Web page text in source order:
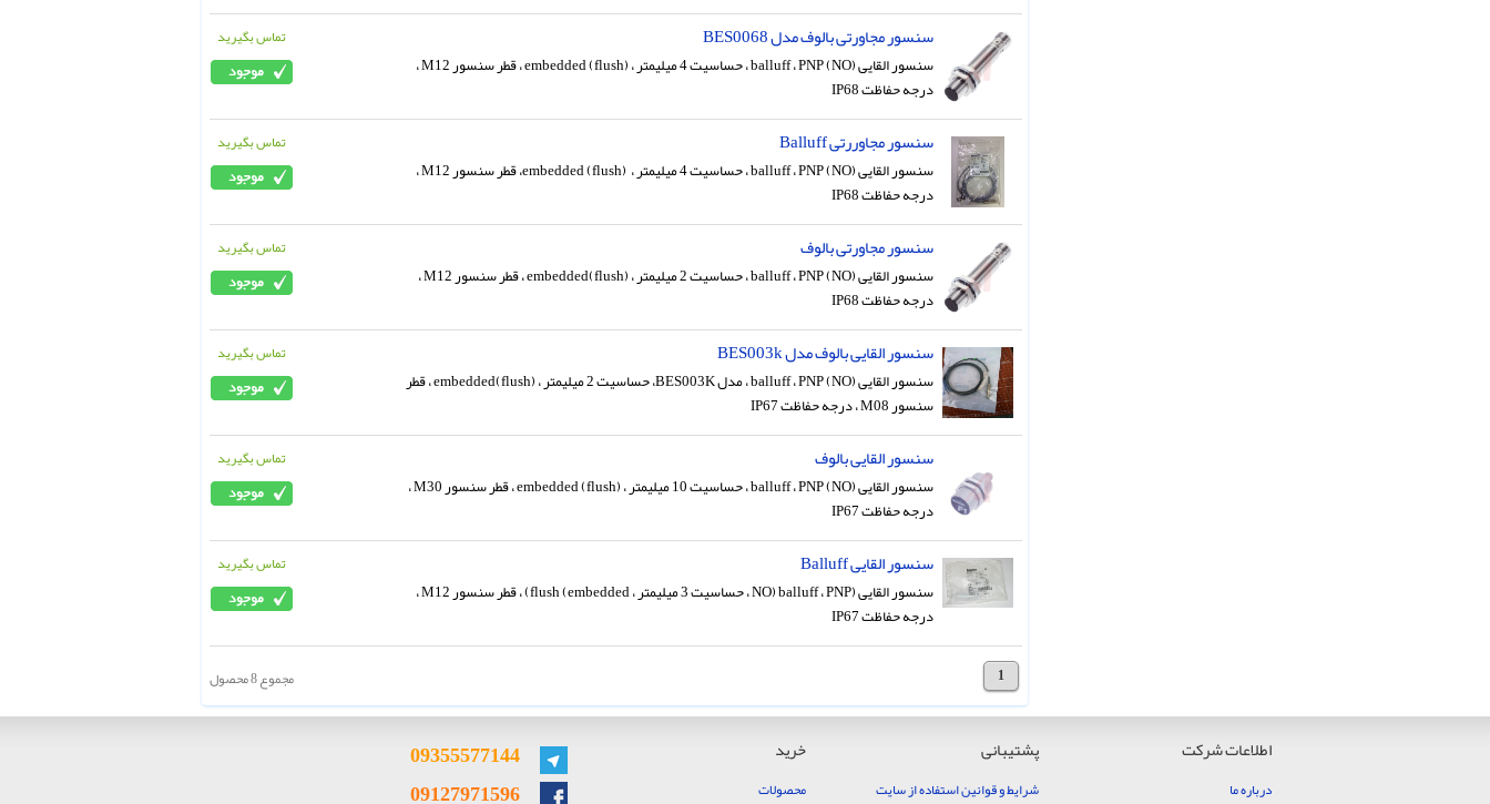
سنسور مجاورتی بالوف مدل BES0068
سنسور القایی (balluff ، PNP (NO ، حساسیت 4 میلیمتر ، (embedded (flush ، قطر سنسور M12 ،
درجه حفاظت IP68
تماس بگیرید
سنسور مجاوررتی Balluff
سنسور القایی (balluff ، PNP (NO ، حساسیت 4 میلیمتر ، (embedded (flush، قطر سنسور M12 ،
درجه حفاظت IP68
تماس بگیرید
سنسور مجاورتی بالوف
سنسور القایی (balluff ، PNP (NO ، حساسیت 2 میلیمتر ، (embedded(flush ، قطر سنسور M12 ،
درجه حفاظت IP68
تماس بگیرید
سنسور القایی بالوف مدل BES003k
سنسور القایی (balluff ، PNP (NO ، مدل BES003K، حساسیت 2 میلیمتر ، (embedded(flush ، قطر
سنسور M08 ، درجه حفاظت IP67
تماس بگیرید
سنسور القایی بالوف
سنسور القایی (balluff ، PNP (NO ، حساسیت 10 میلیمتر ، (embedded (flush ، قطر سنسور M30 ،
درجه حفاظت IP67
تماس بگیرید
سنسور القایی Balluff
سنسور القایی (balluff ، PNP (NO ، حساسیت 3 میلیمتر ، embedded) flush) ، قطر سنسور M12 ،
درجه حفاظت IP67
تماس بگیرید
1 مجموع 8 محصول
اطلاعات شرکت
درباره ما
پشتیبانی
شرایط و قوانین استفاده از سایت
خرید
محصولات
09355577144
09127971596